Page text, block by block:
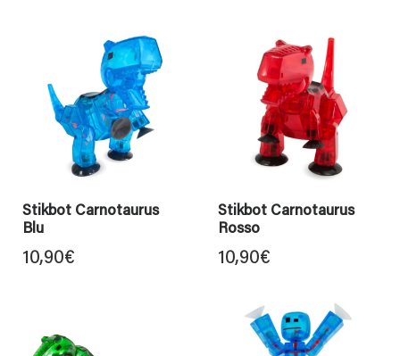
Stikbot Carnotaurus
Blu
10,90€
Stikbot Carnotaurus
Rosso
10,90€